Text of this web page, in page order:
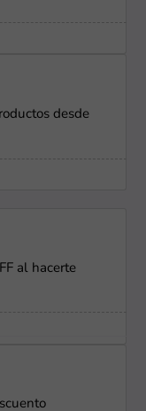
desde
al hacerte